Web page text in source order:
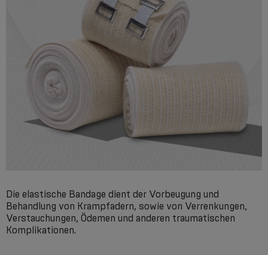
Die elastische Bandage dient der Vorbeugung und
Behandlung von Krampfadern, sowie von Verrenkungen,
Verstauchungen, Ödemen und anderen traumatischen
Komplikationen.